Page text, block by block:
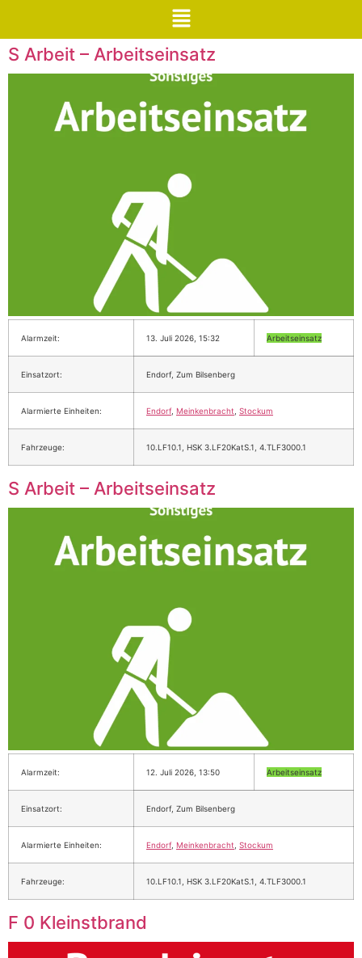
S Arbeit – Arbeitseinsatz
Alarmzeit: 13. Juli 2026, 15:32 Arbeitseinsatz
Einsatzort: Endorf, Zum Bilsenberg
Alarmierte Einheiten: Endorf, Meinkenbracht Stockum
Fahrzeuge: 10.LF10.1, HSK 3.LF20KatS.1, 4.TLF3000.1
S Arbeit – Arbeitseinsatz
Alarmzeit: 12. Juli 2026, 13:50 Arbeitseinsatz
Einsatzort: Endorf, Zum Bilsenberg
Alarmierte Einheiten: Endorf, Meinkenbracht Stockum
Fahrzeuge: 10.LF10.1, HSK 3.LF20KatS.1, 4.TLF3000.1
F 0 Kleinstbrand